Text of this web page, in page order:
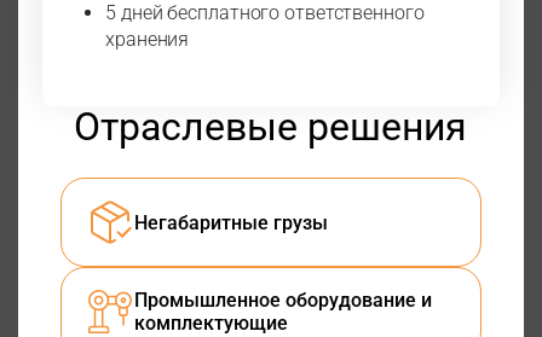
5 дней бесплатного ответственного
хранения
Отраслевые решения
Негабаритные грузы
Промышленное оборудование и
комплектующие